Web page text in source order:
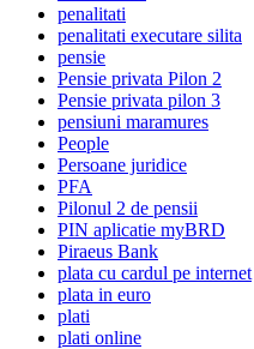
penalitati
penalitati executare silita
pensie
Pensie privata Pilon 2
Pensie privata pilon 3
pensiuni maramures
People
Persoane juridice
PFA
Pilonul 2 de pensii
PIN aplicatie myBRD
Piraeus Bank
plata cu cardul pe internet
plata in euro
plati
plati online